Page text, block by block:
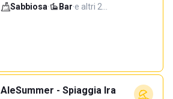
Sabbiosa· Bar·e altri 2…
AleSummer - Spiaggia Ira